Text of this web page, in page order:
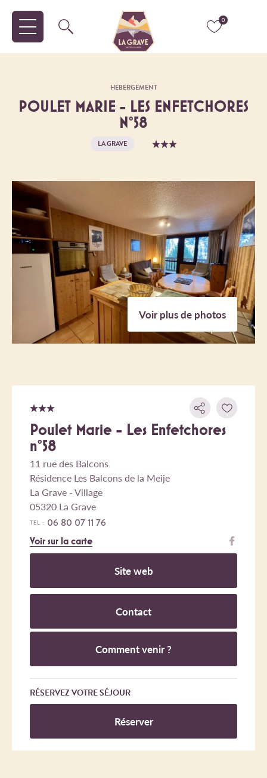
0
HEBERGEMENT
POULET MARIE - LES ENFETCHORES
N°58
LA GRAVE
Voir plus de photos
Poulet Marie - Les Enfetchores
n°58
11 rue des Balcons
Résidence Les Balcons de la Meije
La Grave - Village
05320 La Grave
TEL : 06 80 07 11 76
Voir sur la carte
Site web
Contact
Comment venir ?
RÉSERVEZ VOTRE SÉJOUR
Réserver